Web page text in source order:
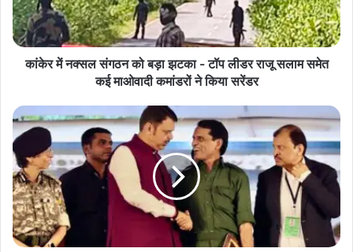
शासकीय नर्सिंग कॉलेज में प्रवेश नहीं लेेने पर अभ्यर्थी अपात्र घोषित किये जा
सकेंगे। ऑनलाईन आवेदन के बाद आगे की कार्यवाही के लिए काउंसलिंग शेड्यूल
का अवलोकन विभागीय वेबसाईट पर किया जा सकता है।
झटका
-
टॉप
लीडर
समेत
कई
माओवादी
कमांडरों
ने
किया
सरेंडर
कांकेर में नक्सल संगठन को बड़ा झटका - टॉप लीडर राजू सलाम समेत
कई माओवादी कमांडरों ने किया सरेंडर
नक्सलियों
के
खात्मे
से
पहले
सरेंडर
की
बयार:
2025